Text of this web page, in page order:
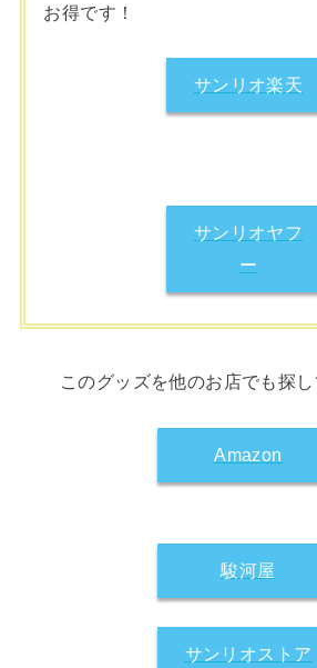
お得です！
サンリオ楽天
サンリオヤフ
ー
このグッズを他のお店でも探し
Amazon
駿河屋
サンリオストア